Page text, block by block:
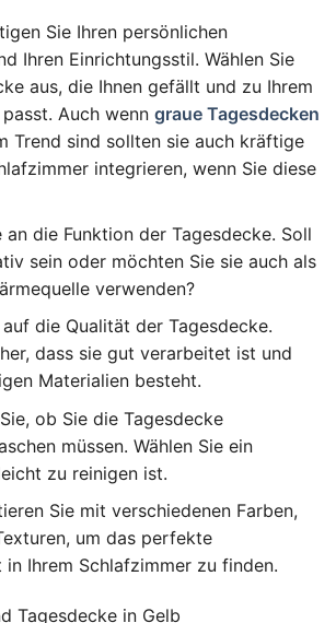
Sie Ihren persönlichen
Ihren Einrichtungsstil. Wählen Sie
aus, die Ihnen gefällt und zu Ihrem
Auch wenn graue Tagesdecken
Trend sind sollten sie auch kräftige
integrieren, wenn Sie diese
an die Funktion der Tagesdecke. Soll
sein oder möchten Sie sie auch als
verwenden?
die Qualität der Tagesdecke.
dass sie gut verarbeitet ist und
Materialien besteht.
ob Sie die Tagesdecke
müssen. Wählen Sie ein
zu reinigen ist.
Sie mit verschiedenen Farben,
um das perfekte
in Ihrem Schlafzimmer zu finden.